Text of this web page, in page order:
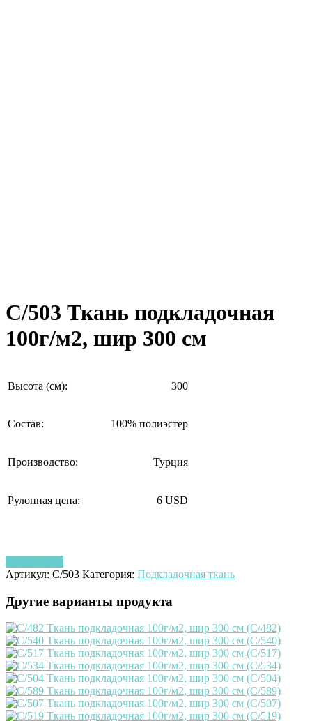
C/503 Ткань подкладочная
100г/м2, шир 300 см
Высота (см): 300
Состав: 100% полиэстер
Производство: Турция
Рулонная цена: 6 USD
Артикул: C/503 Категория: Подкладочная ткань
Другие варианты продукта